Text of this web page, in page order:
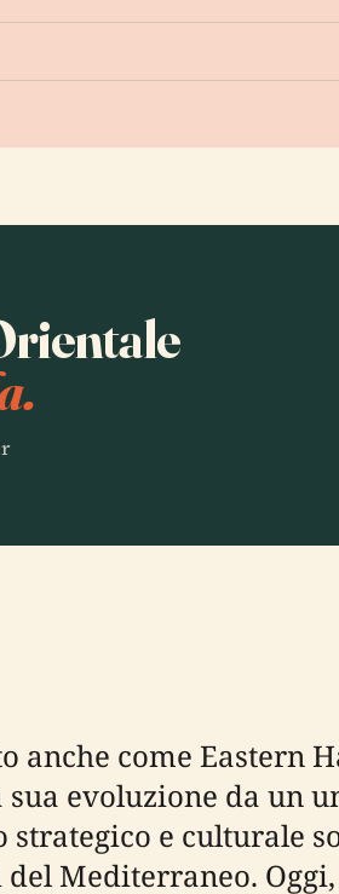
anche come Eastern
evoluzione da un
e culturale
Mediterraneo.